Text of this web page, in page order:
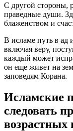
С другой стороны,
праведные души.
блаженством и
В исламе путь в ад
включая веру,
каждый может
он еще живет на
заповедям Корана.
Исламские
следовать
возрастных